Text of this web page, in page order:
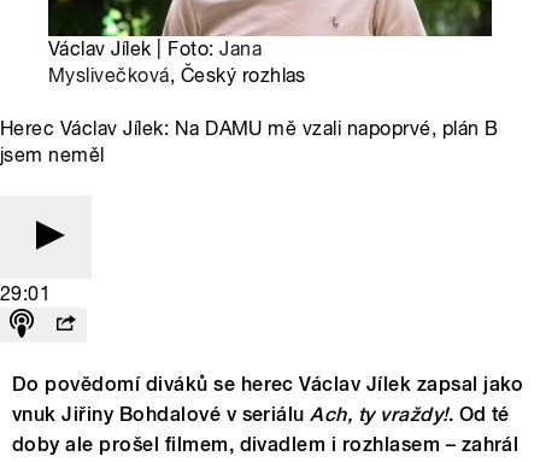
Václav Jílek | Foto:Jana
Myslivečková, Český rozhlas
Herec Václav Jílek: Na DAMU mě vzali napoprvé, plán B
jsem neměl
29:01
Do povědomí diváků se herec Václav Jílek zapsal jako
vnuk Jiřiny Bohdalové v seriáluAch, ty vraždy!. Od té
doby ale prošel filmem, divadlem i rozhlasem – zahrál